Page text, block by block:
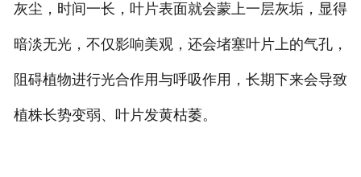
灰尘，时间一长，叶片表面就会蒙上一层灰垢，显得
暗淡无光，不仅影响美观，还会堵塞叶片上的气孔，
阻碍植物进行光合作用与呼吸作用，长期下来会导致
植株长势变弱、叶片发黄枯萎。